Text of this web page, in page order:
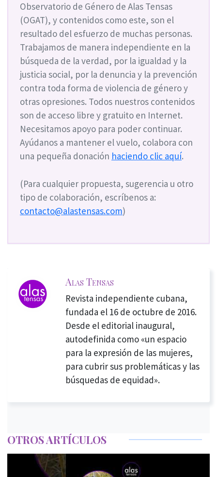
Observatorio de Género de Alas Tensas
(OGAT), y contenidos como este, son el
resultado del esfuerzo de muchas personas.
Trabajamos de manera independiente en la
búsqueda de la verdad, por la igualdad y la
justicia social, por la denuncia y la prevención
contra toda forma de violencia de género y
otras opresiones. Todos nuestros contenidos
son de acceso libre y gratuito en Internet.
Necesitamos apoyo para poder continuar.
Ayúdanos a mantener el vuelo, colabora con
una pequeña donación haciendo clic aquí.
(Para cualquier propuesta, sugerencia u otro
tipo de colaboración, escríbenos a:
contacto@alastensas.com)
Alas Tensas
Revista independiente cubana,
fundada el 16 de octubre de 2016.
Desde el editorial inaugural,
autodefinida como «un espacio
para la expresión de las mujeres,
para cubrir sus problemáticas y las
búsquedas de equidad».
OTROS ARTÍCULOS